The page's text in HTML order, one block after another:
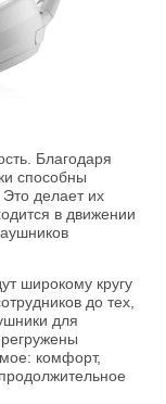
Благодаря
способны
делает их
в движении
широкому кругу
до тех,
для
комфорт,